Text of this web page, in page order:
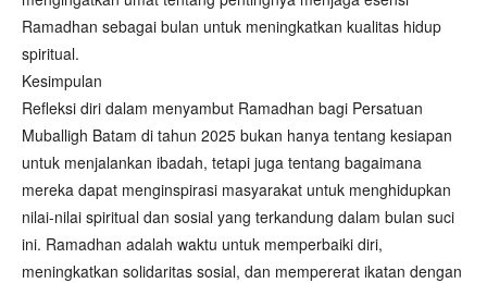
Ramadhan sebagai bulan untuk meningkatkan kualitas hidup
spiritual.
Kesimpulan
Refleksi diri dalam menyambut Ramadhan bagi Persatuan
Muballigh Batam di tahun 2025 bukan hanya tentang kesiapan
untuk menjalankan ibadah, tetapi juga tentang bagaimana
mereka dapat menginspirasi masyarakat untuk menghidupkan
nilai-nilai spiritual dan sosial yang terkandung dalam bulan suci
ini. Ramadhan adalah waktu untuk memperbaiki diri,
meningkatkan solidaritas sosial, dan mempererat ikatan dengan